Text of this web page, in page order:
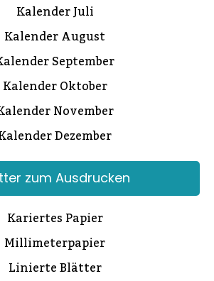
Kalender Juli
Kalender August
September
Kalender Oktober
November
Dezember
zum Ausdrucken
Kariertes Papier
Millimeterpapier
Linierte Blätter